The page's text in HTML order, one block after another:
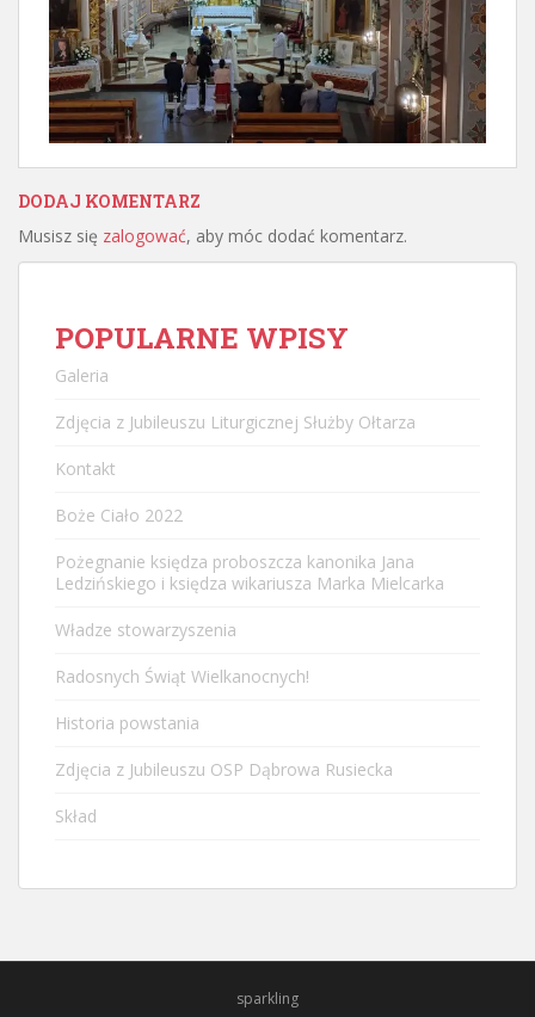
DODAJ KOMENTARZ
Musisz się zalogować, aby móc dodać komentarz.
POPULARNE WPISY
Galeria
Zdjęcia z Jubileuszu Liturgicznej Służby Ołtarza
Kontakt
Boże Ciało 2022
Pożegnanie księdza proboszcza kanonika Jana
Ledzińskiego i księdza wikariusza Marka Mielcarka
Władze stowarzyszenia
Radosnych Świąt Wielkanocnych!
Historia powstania
Zdjęcia z Jubileuszu OSP Dąbrowa Rusiecka
Skład
sparkling